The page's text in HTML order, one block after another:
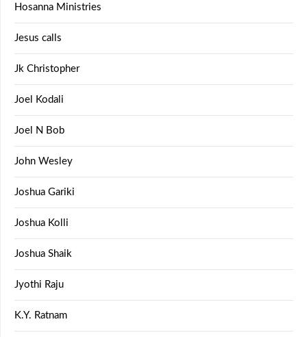
Hosanna Ministries
Jesus calls
Jk Christopher
Joel Kodali
Joel N Bob
John Wesley
Joshua Gariki
Joshua Kolli
Joshua Shaik
Jyothi Raju
K.Y. Ratnam